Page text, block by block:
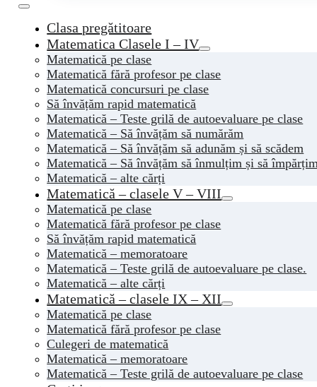
Clasa pregătitoare
Matematica Clasele I – IV
Matematică pe clase
Matematică fără profesor pe clase
Matematică concursuri pe clase
Să învățăm rapid matematică
Matematică – Teste grilă de autoevaluare pe clase
Matematică – Să învățăm să numărăm
Matematică – Să învățăm să adunăm și să scădem
Matematică – Să învățăm să înmulțim și să
Matematică – alte cărți
Matematică – clasele V – VIII
Matematică pe clase
Matematică fără profesor pe clase
Să învățăm rapid matematică
Matematică – memoratoare
Matematică – Teste grilă de autoevaluare pe clase.
Matematică – alte cărți
Matematică – clasele IX – XII
Matematică pe clase
Matematică fără profesor pe clase
Culegeri de matematică
Matematică – memoratoare
Matematică – Teste grilă de autoevaluare pe clase